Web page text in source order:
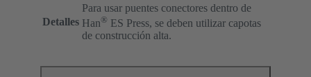
Detalles
Para usar puentes conectores dentro de
Han® ES Press, se deben utilizar capotas
de construcción alta.